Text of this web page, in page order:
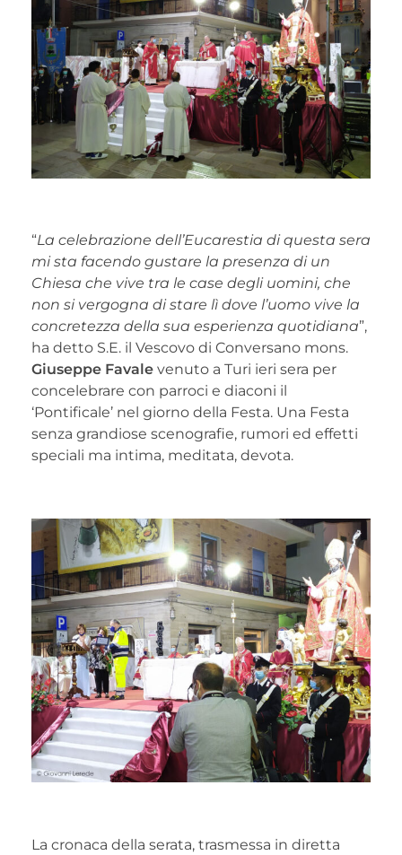
“La celebrazione dell’Eucarestia di questa sera
mi sta facendo gustare la presenza di un
Chiesa che vive tra le case degli uomini, che
non si vergogna di stare lì dove l’uomo vive la
concretezza della sua esperienza quotidiana”,
ha detto S.E. il Vescovo di Conversano mons.
Giuseppe Favale venuto a Turi ieri sera per
concelebrare con parroci e diaconi il
‘Pontificale’ nel giorno della Festa. Una Festa
senza grandiose scenografie, rumori ed effetti
speciali ma intima, meditata, devota.
La cronaca della serata, trasmessa in diretta